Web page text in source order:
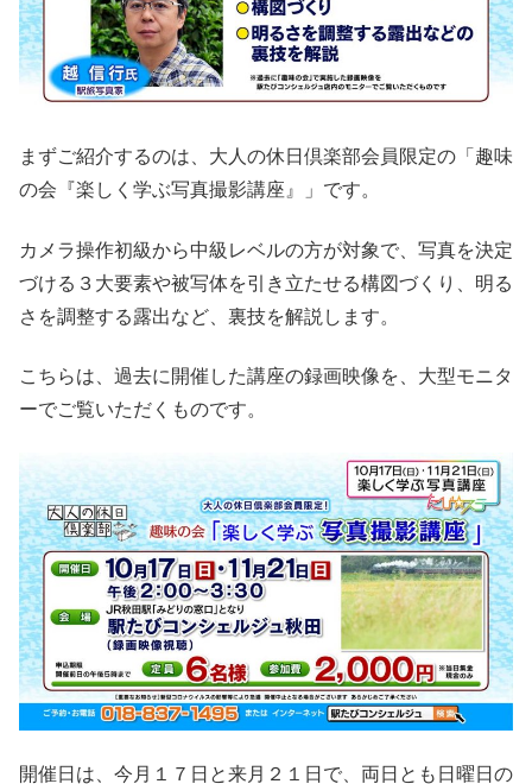
まずご紹介するのは、大人の休日倶楽部会員限定の「趣味
の会『楽しく学ぶ写真撮影講座』」です。
カメラ操作初級から中級レベルの方が対象で、写真を決定
づける３大要素や被写体を引き立たせる構図づくり、明る
さを調整する露出など、裏技を解説します。
こちらは、過去に開催した講座の録画映像を、大型モニタ
ーでご覧いただくものです。
開催日は、今月１７日と来月２１日で、両日とも日曜日の